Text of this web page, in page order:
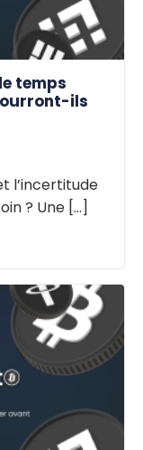
temps
ils
l’incertitude
? Une [...]